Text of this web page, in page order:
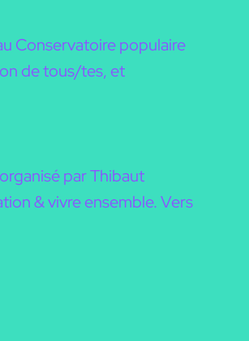
Conservatoire populaire
de tous/tes, et
par Thibaut
& vivre ensemble. Vers